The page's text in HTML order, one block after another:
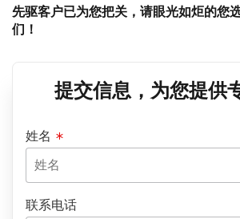
先驱客户已为您把关，请眼光如炬的您
们！
提交信息，为您提供
姓名
联系电话